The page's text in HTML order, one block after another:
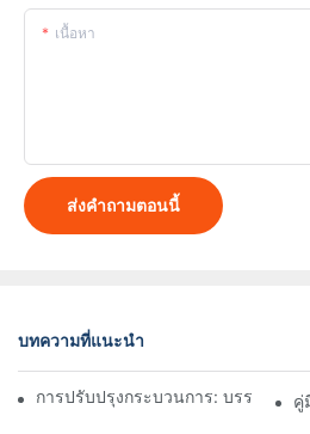
เนื้อหา
ส่งคำถามตอนนี้
บทความที่แนะนำ
การปรับปรุงกระบวนการ: บรรลุประสิคู่